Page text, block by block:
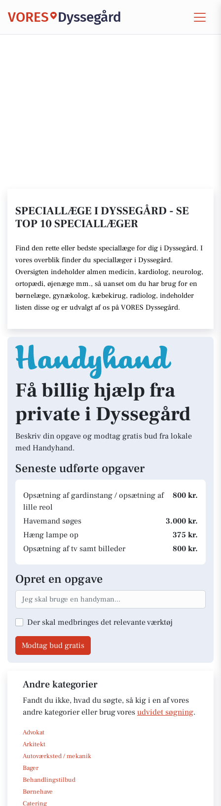
VORES Dyssegård
SPECIALLÆGE I DYSSEGÅRD - SE
TOP 10 SPECIALLÆGER
Find den rette eller bedste speciallæge for dig i Dyssegård. I
vores overblik finder du speciallæger i Dyssegård.
Oversigten indeholder almen medicin, kardiolog, neurolog,
ortopædi, øjenæge mm., så uanset om du har brug for en
børnelæge, gynækolog, kæbekirug, radiolog, indeholder
listen disse og er udvalgt af os på VORES Dyssegård.
Få billig hjælp fra
private i Dyssegård
Beskriv din opgave og modtag gratis bud fra lokale
med Handyhand.
Seneste udførte opgaver
Opsætning af gardinstang / opsætning af
lille reol
800 kr.
Havemand søges
3.000 kr.
Hæng lampe op
375 kr.
Opsætning af tv samt billeder
800 kr.
Opret en opgave
Der skal medbringes det relevante værktøj
Modtag bud gratis
Andre kategorier
Fandt du ikke, hvad du søgte, så kig i en af vores
andre kategorier eller brug vores udvidet søgning.
Advokat
Arkitekt
Autoværksted / mekanik
Bager
Behandlingstilbud
Børnehave
Catering